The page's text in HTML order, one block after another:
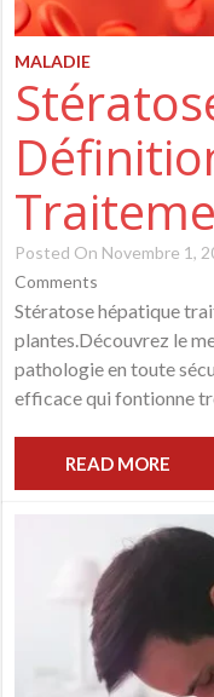
MALADIE
Posted On Novembre 1,
Comments
Stératose hépatique
plantes.Découvrez le
pathologie en toute
efficace qui fontionne
READ MORE